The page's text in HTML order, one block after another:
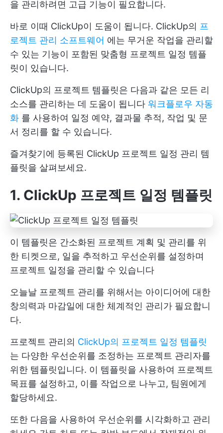
을 관리하려면 고급 기능이 필요합니다.
바로 이때 ClickUp이 도움이 됩니다. ClickUp의 프
로젝트 관리 소프트웨어 에는 무거운 작업을 관리할
수 있는 기능이 포함된 맞춤형 프로젝트 일정 템플
릿이 있습니다.
ClickUp의 프로젝트 템플릿은 다음과 같은 모든 리
소스를 관리하는 데 도움이 됩니다 워크플로우 자동
화 를 사용하여 일정 예약, 결과물 추적, 작업 및 문
서 정리를 할 수 있습니다.
즐겨찾기에 등록된 ClickUp 프로젝트 일정 관리 템
플릿을 살펴보세요.
1. ClickUp 프로젝트 일정 템플릿
이 템플릿은 간소화된 프로젝트 계획 및 관리를 위
한 티켓으로, 일을 추적하고 우선순위를 설정하며
프로젝트 일정을 관리할 수 있습니다
오늘날 프로젝트 관리를 위해서는 아이디어에 대한
창의력과 마감일에 대한 체계적인 관리가 필요합니
다.
프로젝트 관리의 ClickUp의 프로젝트 일정 템플릿
는 다양한 우선순위를 조정하는 프로젝트 관리자를
위한 템플릿입니다. 이 템플릿을 사용하여 프로젝트
목표를 설정하고, 이를 작업으로 나누고, 팀원에게
할당하세요.
또한 다음을 사용하여 우선순위를 시각화하고 관리